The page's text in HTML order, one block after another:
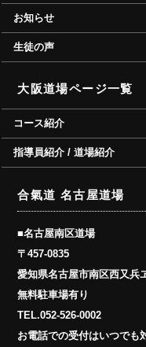
お知らせ
生徒の声
大阪道場ページ一覧
コース紹介
指導員紹介 / 道場紹介
合氣道 名古屋道場
■名古屋南区道場
〒457-0835
愛知県名古屋市南区西又兵
無料駐車場有り
TEL.052-526-0002
お電話での受付はいつでも